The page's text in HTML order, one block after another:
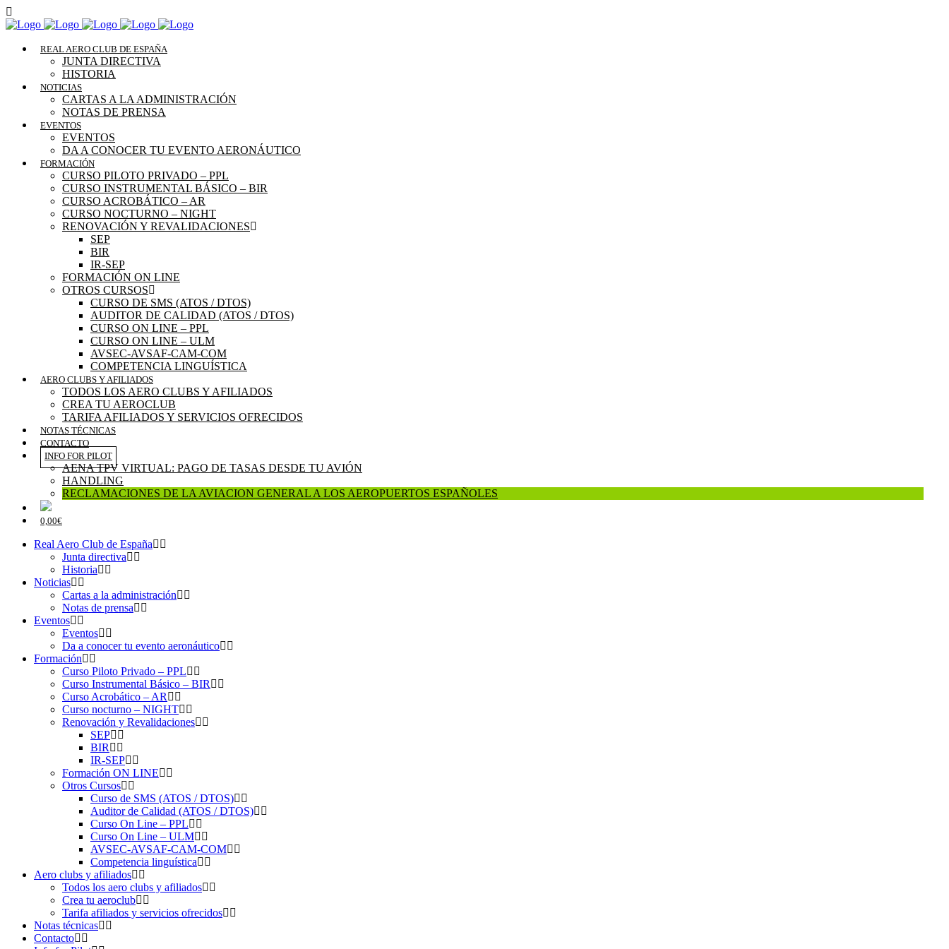
REAL AERO CLUB DE ESPAÑA
JUNTA DIRECTIVA
HISTORIA
NOTICIAS
CARTAS A LA ADMINISTRACIÓN
NOTAS DE PRENSA
EVENTOS
EVENTOS
DA A CONOCER TU EVENTO AERONÁUTICO
FORMACIÓN
CURSO PILOTO PRIVADO – PPL
CURSO INSTRUMENTAL BÁSICO – BIR
CURSO ACROBÁTICO – AR
CURSO NOCTURNO – NIGHT
RENOVACIÓN Y REVALIDACIONES
SEP
BIR
IR-SEP
FORMACIÓN ON LINE
OTROS CURSOS
CURSO DE SMS (ATOS / DTOS)
AUDITOR DE CALIDAD (ATOS / DTOS)
CURSO ON LINE – PPL
CURSO ON LINE – ULM
AVSEC-AVSAF-CAM-COM
COMPETENCIA LINGUÍSTICA
AERO CLUBS Y AFILIADOS
TODOS LOS AERO CLUBS Y AFILIADOS
CREA TU AEROCLUB
TARIFA AFILIADOS Y SERVICIOS OFRECIDOS
NOTAS TÉCNICAS
CONTACTO
INFO FOR PILOT
AENA TPV VIRTUAL: PAGO DE TASAS DESDE TU AVIÓN
HANDLING
RECLAMACIONES DE LA AVIACION GENERAL A LOS AEROPUERTOS ESPAÑOLES
0,00€
Real Aero Club de España
Junta directiva
Historia
Noticias
Cartas a la administración
Notas de prensa
Eventos
Eventos
Da a conocer tu evento aeronáutico
Formación
Curso Piloto Privado – PPL
Curso Instrumental Básico – BIR
Curso Acrobático – AR
Curso nocturno – NIGHT
Renovación y Revalidaciones
SEP
BIR
IR-SEP
Formación ON LINE
Otros Cursos
Curso de SMS (ATOS / DTOS)
Auditor de Calidad (ATOS / DTOS)
Curso On Line – PPL
Curso On Line – ULM
AVSEC-AVSAF-CAM-COM
Competencia linguística
Aero clubs y afiliados
Todos los aero clubs y afiliados
Crea tu aeroclub
Tarifa afiliados y servicios ofrecidos
Notas técnicas
Contacto